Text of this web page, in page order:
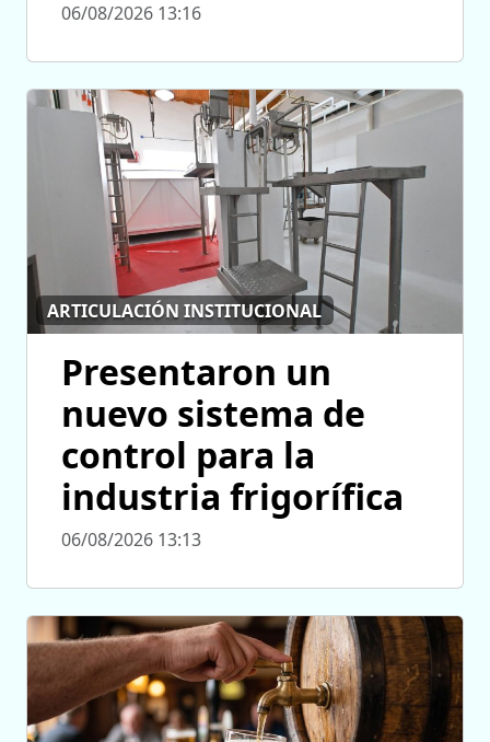
06/08/2026 13:16
ARTICULACIÓN INSTITUCIONAL
Presentaron un
nuevo sistema de
control para la
industria frigorífica
06/08/2026 13:13